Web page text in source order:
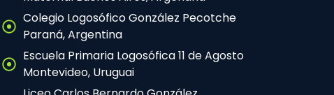
Colegio Logosófico González Pecotche
Paraná, Argentina
Escuela Primaria Logosófica 11 de Agosto
Montevideo, Uruguai